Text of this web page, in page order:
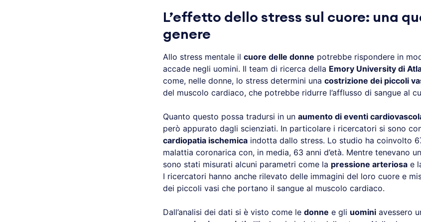
L’effetto dello stress sul cuore: una
genere
Allo stress mentale il cuore delle donne potrebbe rispondere in
accade negli uomini. Il team di ricerca della Emory University di
come, nelle donne, lo stress determini una costrizione dei piccoli
del muscolo cardiaco, che potrebbe ridurre l’afflusso di sangue al
Quanto questo possa tradursi in un aumento di eventi
però appurato dagli scienziati. In particolare i ricercatori si sono
cardiopatia ischemica indotta dallo stress. Lo studio ha coinvolto
malattia coronarica con, in media, 63 anni d’età. Mentre tenevano
sono stati misurati alcuni parametri come la pressione arteriosa e
I ricercatori hanno anche rilevato delle immagini del loro cuore e
dei piccoli vasi che portano il sangue al muscolo cardiaco.
Dall’analisi dei dati si è visto come le donne e gli uomini avessero